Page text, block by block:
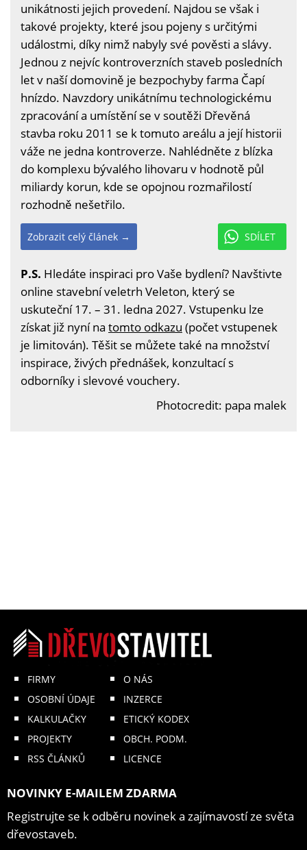
unikátnosti jejich provedení. Najdou se však i
takové projekty, které jsou pojeny s určitými
událostmi, díky nimž nabyly své pověsti a slávy.
Jednou z nejvíc kontroverzních staveb posledních
let v naší domovině je bezpochyby farma Čapí
hnízdo. Navzdory unikátnímu technologickému
zpracování a umístění se v soutěži Dřevěná
stavba roku 2011 se k tomuto areálu a její historii
váže ne jedna kontroverze. Nahlédněte z blízka
do komplexu bývalého lihovaru v hodnotě půl
miliardy korun, kde se opojnou rozmařilostí
rozhodně nešetřilo.
SDÍLET
Zobrazit celý článek →
P.S. Hledáte inspiraci pro Vaše bydlení? Navštivte
online stavební veletrh Veleton, který se
uskuteční 17. – 31. ledna 2027. Vstupenku lze
získat již nyní na tomto odkazu (počet vstupenek
je limitován). Těšit se můžete také na množství
inspirace, živých přednášek, konzultací s
odborníky i slevové vouchery.
Photocredit: papa malek
FIRMY
OSOBNÍ ÚDAJE
KALKULAČKY
PROJEKTY
RSS ČLÁNKŮ
O NÁS
INZERCE
ETICKÝ KODEX
OBCH. PODM.
LICENCE
NOVINKY E-MAILEM ZDARMA
Registrujte se k odběru novinek a zajímavostí ze světa
dřevostaveb.